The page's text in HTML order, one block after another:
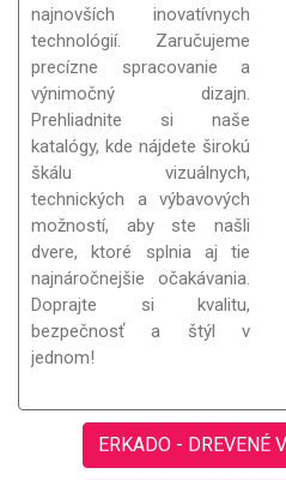
najnovších inovatívnych
technológií. Zaručujeme
precízne spracovanie a
výnimočný dizajn.
Prehliadnite si naše
katalógy, kde nájdete širokú
škálu vizuálnych,
technických a výbavových
možností, aby ste našli
dvere, ktoré splnia aj tie
najnáročnejšie očakávania.
Doprajte si kvalitu,
bezpečnosť a štýl v
jednom!
ERKADO - DREVENÉ